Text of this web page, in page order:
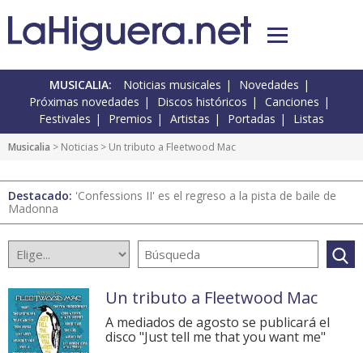
MUSICALIA: Noticias musicales
Novedades
Próximas novedades
Discos históricos
Canciones
Festivales
Premios Artistas Portadas Listas
Musicalia > Noticias > Un tributo a Fleetwood Mac
Destacado: 'Confessions II' es el regreso a la pista de baile de
Madonna
Un tributo a Fleetwood Mac
A mediados de agosto se publicará el
disco "Just tell me that you want me"